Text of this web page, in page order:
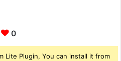
0
Lite Plugin, You can install it from